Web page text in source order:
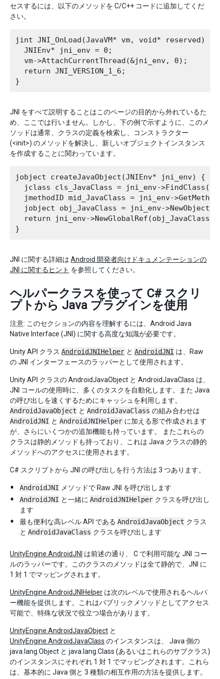
セスするには、以下のメソッドを C/C++ コードに追加してくだ
さい。
jint JNI_OnLoad(JavaVM* vm, void* reserved) {
  JNIEnv* jni_env = 0;
  vm->AttachCurrentThread(&jni_env, 0);
  return JNI_VERSION_1_6;
JNI をすべて説明することはこのページの目的から外れているた
め、ここでは行いません。しかし、下の例で示すように、このメ
ソッドは通常、クラスの定義を検索し、コンストラクター
(<init>) のメソッドを解決し、新しいオブジェクトインスタンス
を作成することに関わっています。
jobject createJavaObject(JNIEnv* jni_env) {
jclass cls_JavaClass = jni_env-
jmethodID mid_JavaClass = jni_env-
jobject obj_JavaClass = jni_env-
return jni_env->NewGlobalRef(obj_JavaClass);
JNI に関する詳細は Android 開発者向けドキュメンテーションの
JNI に関するヒント を参照してください。
ヘルパークラスを使って C# スクリ
プトから Java プラグインを使用
注意: このセクションの内容を理解するには、Android Java
Native Interface (JNI) に関する高度な知識が必要です。
Unity API クラス AndroidJNIHelper と AndroidJNI は、Raw
の JNI インターフェースのラッパーとして使用されます。
Unity API クラスの AndroidJavaObject と AndroidJavaClass は、
JNI コールの使用時に、多くのタスクを自動化します。また Java
の呼び出しを速くするためにキャッシュを利用します。
AndroidJavaObject と AndroidJavaClass の組み合わせは
AndroidJNI と AndroidJNIHelper に加える形で作成されます
が、さらにいくつかの追加機能も持っています。 またこれらの
クラスは静的メソッドも持っており、これは Java クラスの静的
メソッドへのアクセスに使用されます。
C# スクリプトから JNI の呼び出しを行う方法は 3 つあります。
AndroidJNI メソッドで Raw JNI を呼び出します
AndroidJNI と一緒に AndroidJNIHelper クラスを呼び出し
ます
最も便利な高レベル API である AndroidJavaObject クラス
と AndroidJavaClass クラスを呼び出します
UnityEngine.AndroidJNI は前述の通り、 C で利用可能な JNI コー
ルのラッパーです。このクラスのメソッドは全て静的で、JNI に
1 対 1 でマッピングされます。
UnityEngine.AndroidJNIHelper は次のレベルで使用されるヘルパ
ー機能を提供します。これはパブリックメソッドとしてアクセス
可能で、特殊な状況で役立つ場合があります。
UnityEngine.AndroidJavaObject と
UnityEngine.AndroidJavaClass のインスタンスは、 Java 側の
java.lang.Object と java.lang.Class (あるいはこれらのサブクラス)
のインスタンスにそれぞれ 1 対 1 でマッピングされます。これら
は、基本的に Java 側と 3 種類の相互作用の方法を提供します。